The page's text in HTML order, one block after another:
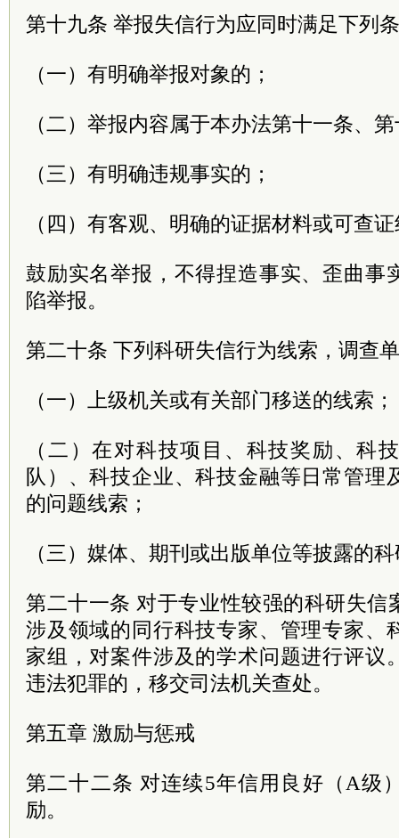
第十九条 举报失信行为应同时满足下列
（一）有明确举报对象的；
（二）举报内容属于本办法第十一条、
（三）有明确违规事实的；
（四）有客观、明确的证据材料或可查
鼓励实名举报，不得捏造事实、歪曲事
陷举报。
第二十条 下列科研失信行为线索，调查
（一）上级机关或有关部门移送的线索；
（二）在对科技项目、科技奖励、科
队）、科技企业、科技金融等日常管理
的问题线索；
（三）媒体、期刊或出版单位等披露的
第二十一条 对于专业性较强的科研失信
涉及领域的同行科技专家、管理专家、
家组，对案件涉及的学术问题进行评议
违法犯罪的，移交司法机关查处。
第五章 激励与惩戒
第二十二条 对连续5年信用良好（A级
励。